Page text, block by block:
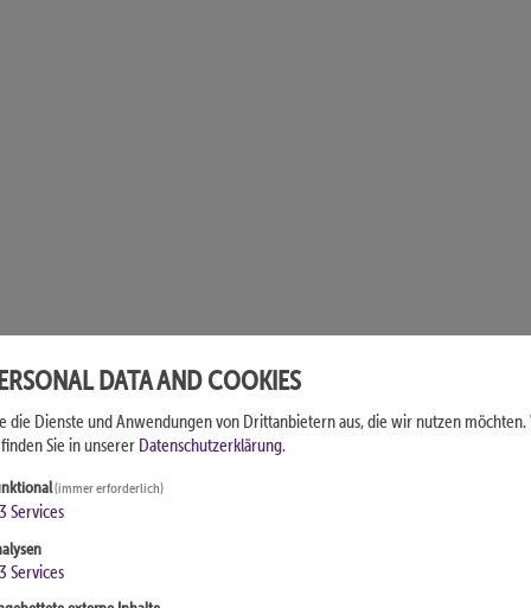
DATA AND COOKIES
die Dienste und Anwendungen von Drittanbietern aus, die wir nutzen möchten.
Sie in unserer Datenschutzerklärung.
(immer erforderlich)
3 Services
3 Services